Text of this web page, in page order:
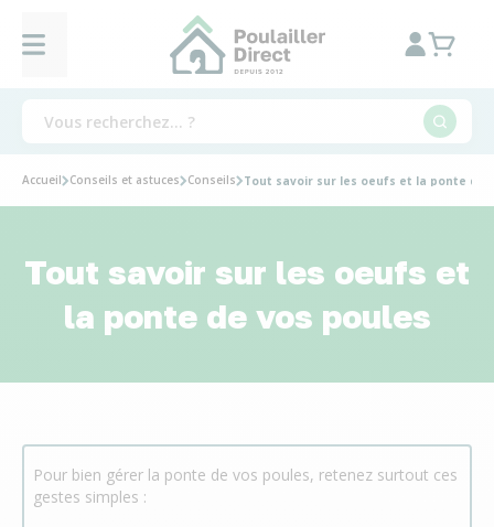
Accueil Conseils et astuces Conseils Tout savoir sur les oeufs et la ponte de
Tout savoir sur les oeufs et
la ponte de vos poules
Pour bien gérer la ponte de vos poules, retenez surtout ces
gestes simples :